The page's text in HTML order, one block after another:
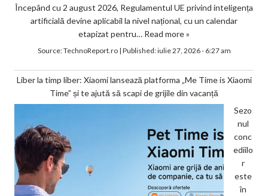
Începând cu 2 august 2026, Regulamentul UE privind inteligența
artificială devine aplicabil la nivel național, cu un calendar
etapizat pentru… Read more »
Source:TechnoReport.ro| Published:iulie 27, 2026 - 6:27 am
Liber la timp liber: Xiaomi lansează platforma „Me Time is Xiaomi
Time” și te ajută să scapi de grijile din vacanță
Sezo
nul
conc
ediilo
r
este
în